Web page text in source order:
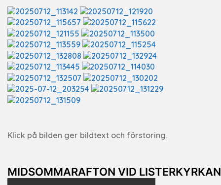
Klick på bilden ger bildtext och förstoring.
MIDSOMMARAFTON VID LISTERKYRKAN